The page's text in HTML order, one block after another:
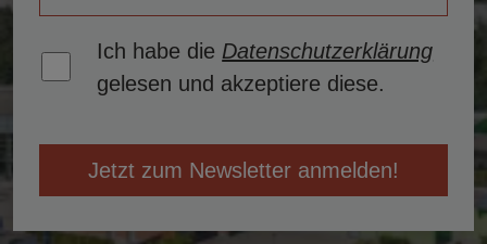
Ich habe die Datenschutzerklärung
gelesen und akzeptiere diese.
Jetzt zum Newsletter anmelden!